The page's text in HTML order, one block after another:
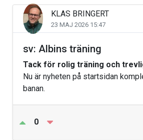
KLAS BRINGERT
23 MAJ 2026 15:47
sv: Albins träning
Tack för rolig träning och
Nu är nyheten på startsidan
banan.
0